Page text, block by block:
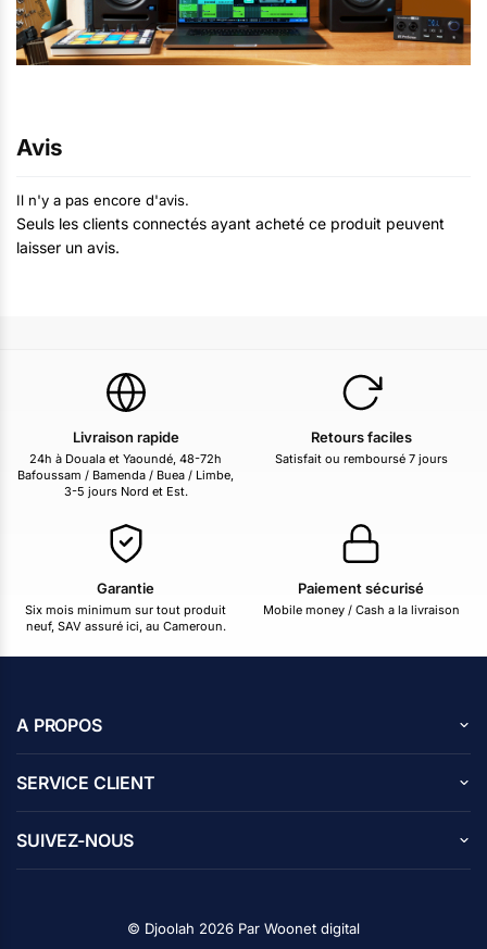
Avis
Il n'y a pas encore d'avis.
Seuls les clients connectés ayant acheté ce produit peuvent
laisser un avis.
Livraison rapide
24h à Douala et Yaoundé, 48-72h
Bafoussam / Bamenda / Buea / Limbe,
3-5 jours Nord et Est.
Retours faciles
Satisfait ou remboursé 7 jours
Garantie
Six mois minimum sur tout produit
neuf, SAV assuré ici, au Cameroun.
Paiement sécurisé
Mobile money / Cash a la livraison
A PROPOS
Carrières
Contactez nous
SERVICE CLIENT
Blog
Suivi de commande
SUIVEZ-NOUS
© Djoolah 2026 Par Woonet digital